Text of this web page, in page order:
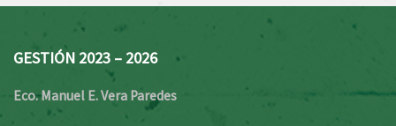
GESTIÓN 2023 – 2026
Eco. Manuel E. Vera Paredes